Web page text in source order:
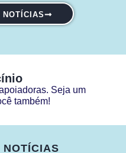
Seja um
também!
NOTÍCIAS